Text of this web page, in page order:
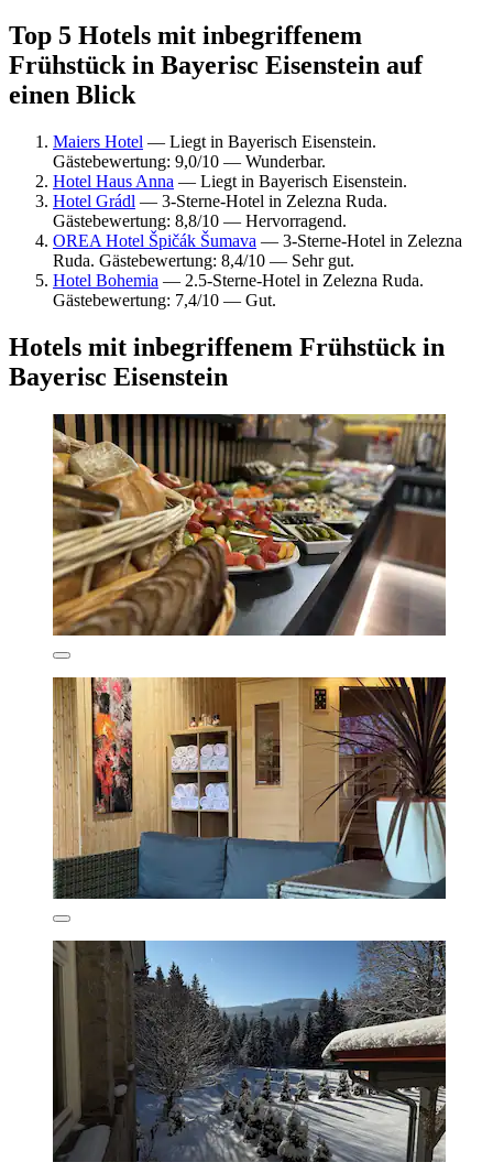
Top 5 Hotels mit inbegriffenem
Frühstück in Bayerisc Eisenstein auf
einen Blick
Maiers Hotel — Liegt in Bayerisch Eisenstein.
Gästebewertung: 9,0/10 — Wunderbar.
Hotel Haus Anna — Liegt in Bayerisch Eisenstein.
Hotel Grádl — 3-Sterne-Hotel in Zelezna Ruda.
Gästebewertung: 8,8/10 — Hervorragend.
OREA Hotel Špičák Šumava — 3-Sterne-Hotel in Zelezna
Ruda. Gästebewertung: 8,4/10 — Sehr gut.
Hotel Bohemia — 2.5-Sterne-Hotel in Zelezna Ruda.
Gästebewertung: 7,4/10 — Gut.
Hotels mit inbegriffenem Frühstück in
Bayerisc Eisenstein